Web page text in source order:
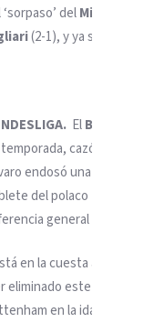
delMilan
(2-1), y ya son
ElBayern
cazó ya al
endosó una ‘manita’
del polaco Robert
general de goles) e
en la cuesta abajo,
eliminado este martes
en la ida.